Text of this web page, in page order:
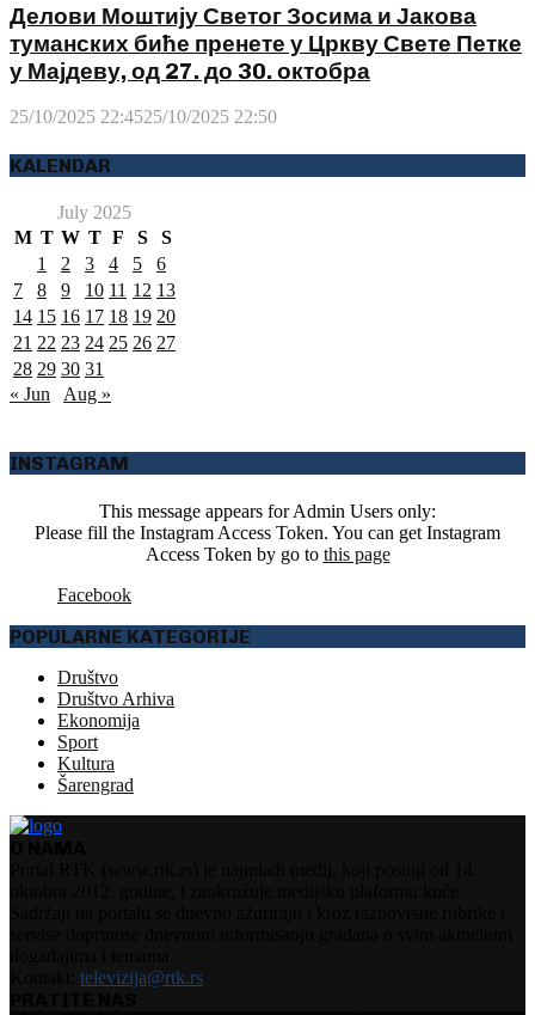
Делови Моштију Светог Зосима и Јакова
туманских биће пренете у Цркву Свете Петке
у Мајдеву, од 27. до 30. октобра
25/10/2025 22:4525/10/2025 22:50
KALENDAR
July 2025
M T W T F S
S
1
2 3 4 5
6
7
8 9 10 11 12 13
14 15 16 17 18 19 20
21 22 23 24 25 26 27
28 29 30 31
« Jun
Aug »
INSTAGRAM
This message appears for Admin Users only:
Please fill the Instagram Access Token. You can get Instagram
Access Token by go to this page
Facebook
POPULARNE KATEGORIJE
Društvo
Društvo Arhiva
Ekonomija
Sport
Kultura
Šarengrad
televizija@rtk.rs